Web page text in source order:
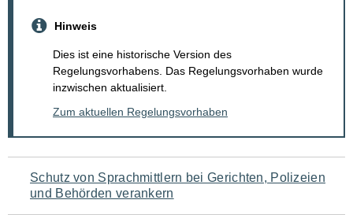
Hinweis
Dies ist eine historische Version des
Regelungsvorhabens. Das Regelungsvorhaben wurde
inzwischen aktualisiert.
Zum aktuellen Regelungsvorhaben
Navigation
für
Schutz von Sprachmittlern bei Gerichten, Polizeien
und Behörden verankern